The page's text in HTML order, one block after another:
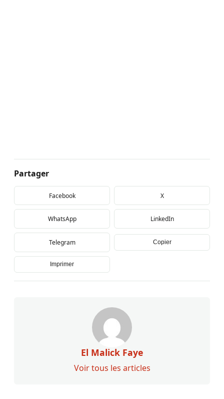
Partager
Facebook X
WhatsApp LinkedIn
Telegram Copier
Imprimer
El Malick Faye
Voir tous les articles